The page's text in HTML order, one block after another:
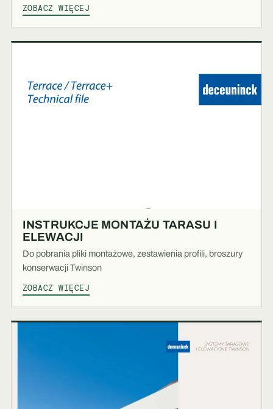
ZOBACZ WIĘCEJ
INSTRUKCJE MONTAŻU TARASU I
ELEWACJI
Do pobrania pliki montażowe, zestawienia profili, broszury
konserwacji Twinson
ZOBACZ WIĘCEJ